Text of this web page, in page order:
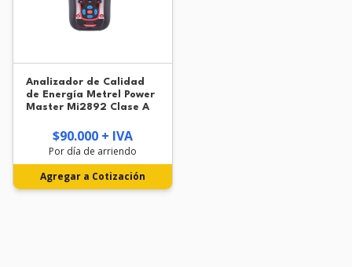
Analizador de Calidad
de Energía Metrel Power
Master Mi2892 Clase A
$90.000 + IVA
Por día de arriendo
Agregar a Cotización